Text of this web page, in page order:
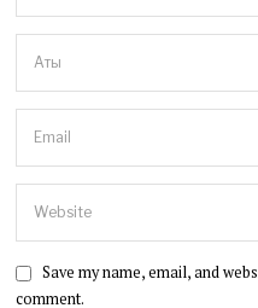
Save my name, email, and
comment.